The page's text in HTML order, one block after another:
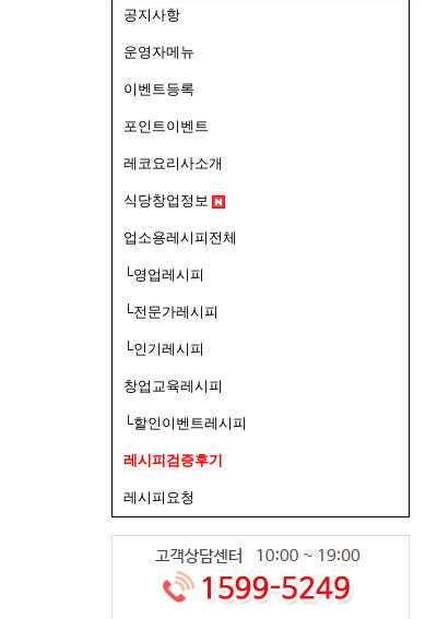
공지사항
운영자메뉴
이벤트등록
포인트이벤트
레코요리사소개
식당창업정보
업소용레시피전체
└영업레시피
└전문가레시피
└인기레시피
창업교육레시피
└할인이벤트레시피
레시피검증후기
레시피요청